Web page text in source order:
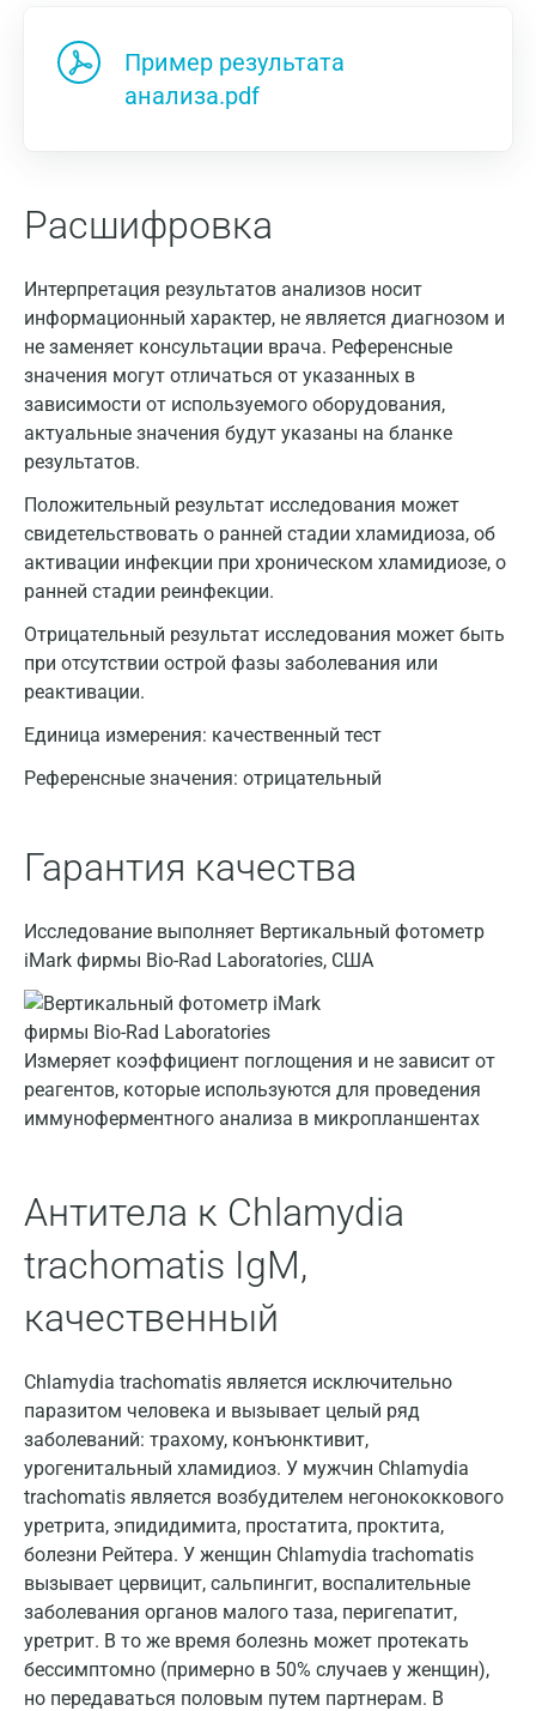
Пример результата
анализа.pdf
Расшифровка
Интерпретация результатов анализов носит
информационный характер, не является диагнозом и
не заменяет консультации врача. Референсные
значения могут отличаться от указанных в
зависимости от используемого оборудования,
актуальные значения будут указаны на бланке
результатов.
Положительный результат исследования может
свидетельствовать о ранней стадии хламидиоза, об
активации инфекции при хроническом хламидиозе, о
ранней стадии реинфекции.
Отрицательный результат исследования может быть
при отсутствии острой фазы заболевания или
реактивации.
Единица измерения: качественный тест
Референсные значения: отрицательный
Гарантия качества
Исследование выполняет Вертикальный фотометр
iMark фирмы Bio-Rad Laboratories, США
Измеряет коэффициент поглощения и не зависит от
реагентов, которые используются для проведения
иммуноферментного анализа в микропланшентах
Антитела к Chlamydia
trachomatis IgM,
качественный
Chlamydia trachomatis является исключительно
паразитом человека и вызывает целый ряд
заболеваний: трахому, конъюнктивит,
урогенитальный хламидиоз. У мужчин Chlamydia
trachomatis является возбудителем негонококкового
уретрита, эпидидимита, простатита, проктита,
болезни Рейтера. У женщин Chlamydia trachomatis
вызывает цервицит, сальпингит, воспалительные
заболевания органов малого таза, перигепатит,
уретрит. В то же время болезнь может протекать
бессимптомно (примерно в 50% случаев у женщин),
но передаваться половым путем партнерам. В
Москва
Санкт-Петербург
Нижний Новгород
Казань
Апрелевка
Армавир
Астрахань
Великий Новгород
Владимир
Волгоград
Волжский
Воронеж
Всеволожск
Гатчина
Голубое
Дзержинск
Дзержинский
Дмитров
Долгопрудный
Домодедово
Екатеринбург